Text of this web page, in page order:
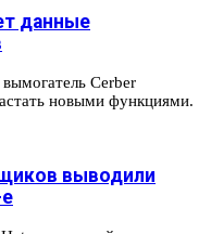
данные
Cerber
новыми функциями.
выводили